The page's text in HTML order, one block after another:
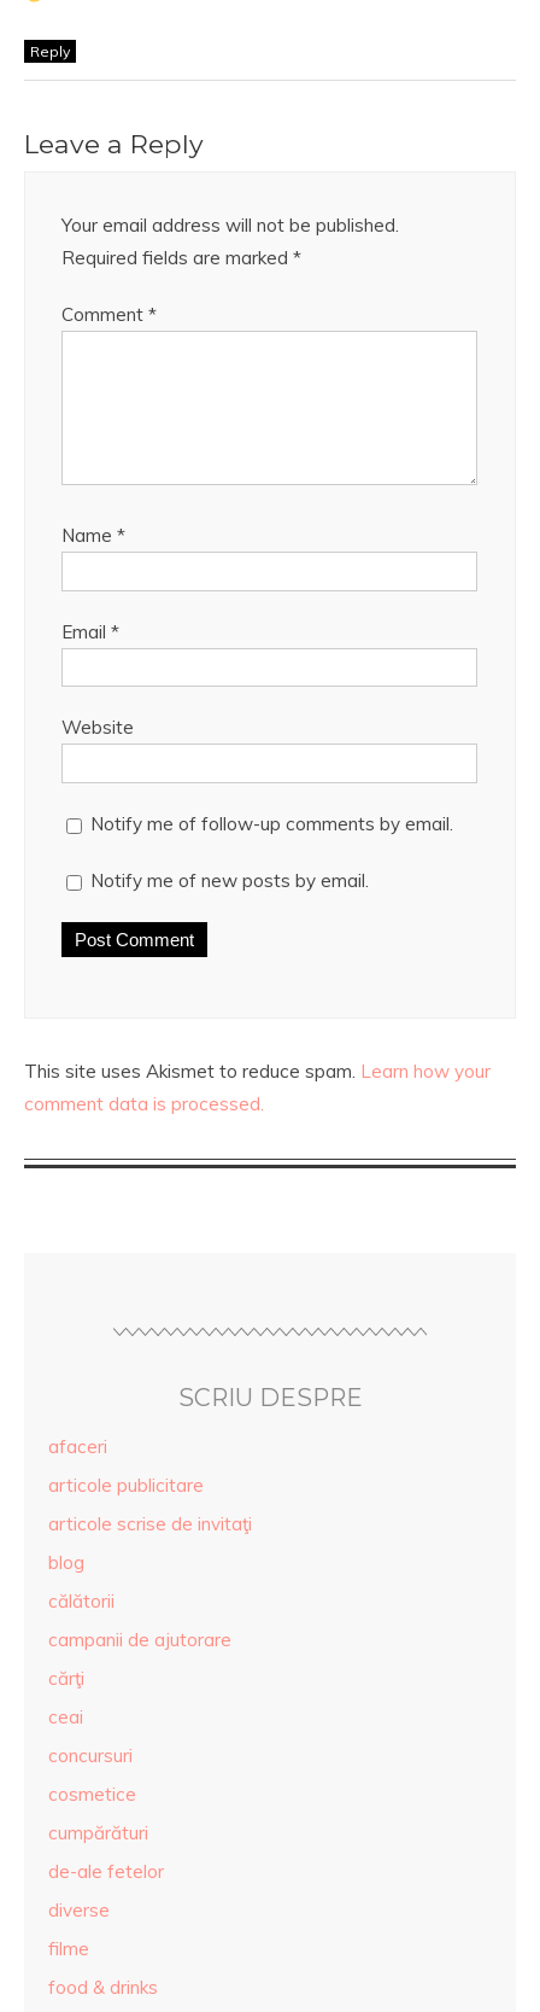
Reply
Leave a Reply
Your email address will not be published.
Required fields are marked *
Comment *
Name *
Email *
Website
Notify me of follow-up comments by email.
Notify me of new posts by email.
This site uses Akismet to reduce spam. Learn how your
comment data is processed.
SCRIU DESPRE
afaceri
articole publicitare
articole scrise de invitaţi
blog
călătorii
campanii de ajutorare
cărţi
ceai
concursuri
cosmetice
cumpărături
de-ale fetelor
diverse
filme
food & drinks